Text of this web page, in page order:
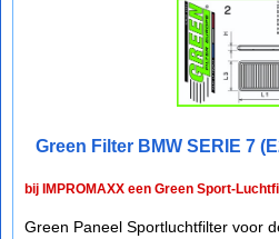
Green Filter BMW SERIE 7
bij IMPROMAXX een Green Sport-
Green Paneel Sportluchtfilter voor